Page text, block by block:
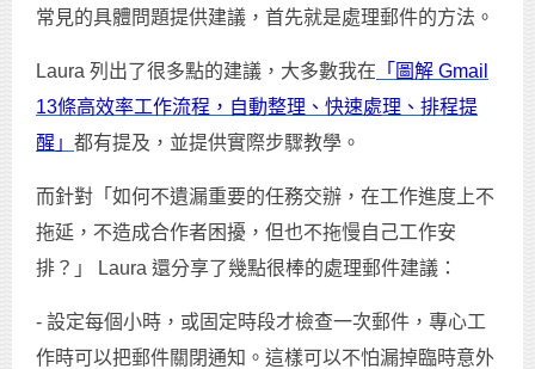
常見的具體問題提供建議，首先就是處理郵件的方法。
Laura 列出了很多點的建議，大多數我在 「圖解 Gmail
13條高效率工作流程，自動整理、快速處理、排程提
醒」 都有提及，並提供實際步驟教學。
而針對「如何不遺漏重要的任務交辦，在工作進度上不
拖延，不造成合作者困擾，但也不拖慢自己工作安
排？」 Laura 還分享了幾點很棒的處理郵件建議：
- 設定每個小時，或固定時段才檢查一次郵件，專心工
作時可以把郵件關閉通知。這樣可以不怕漏掉臨時意外